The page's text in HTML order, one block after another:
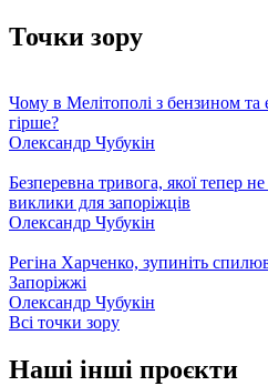
Точки зору
Чому в Мелітополі з бензином та
гірше?
Олександр Чубукін
Безперевна тривога, якої тепер
виклики для запоріжців
Олександр Чубукін
Регіна Харченко, зупиніть
Запоріжжі
Олександр Чубукін
Всі точки зору
Наші інші проєкти